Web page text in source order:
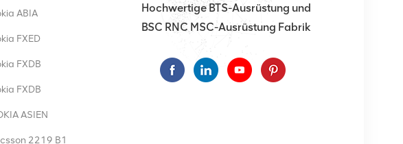
ABIA
FXED
FXDB
FXDB
ASIEN
2219 B1
Hochwertige BTS-Ausrüstung und
BSC RNC MSC-Ausrüstung Fabrik